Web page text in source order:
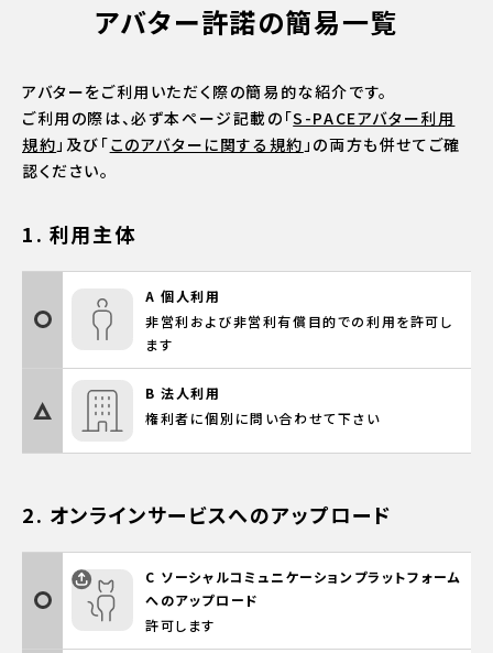
アバター許諾の簡易一覧
アバターをご利用いただく際の簡易的な紹介です。
ご利用の際は、必ず本ページ記載の「S-PACEアバター利用
規約 」及び「このアバターに関する規約 」の両方も併せてご確
認ください。
1. 利用主体
A 個人利用
非営利および非営利有償目的での利用を許可し
ます
B 法人利用
権利者に個別に問い合わせて下さい
2. オンラインサービスへのアップロード
C ソーシャルコミュニケーションプラットフォーム
へのアップロード
許可します